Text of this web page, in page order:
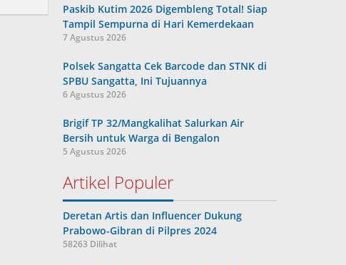
Paskib Kutim 2026 Digembleng Total! Siap
Tampil Sempurna di Hari Kemerdekaan
7 Agustus 2026
Polsek Sangatta Cek Barcode dan STNK di
SPBU Sangatta, Ini Tujuannya
6 Agustus 2026
Brigif TP 32/Mangkalihat Salurkan Air
Bersih untuk Warga di Bengalon
5 Agustus 2026
Artikel Populer
Deretan Artis dan Influencer Dukung
Prabowo-Gibran di Pilpres 2024
58263 Dilihat